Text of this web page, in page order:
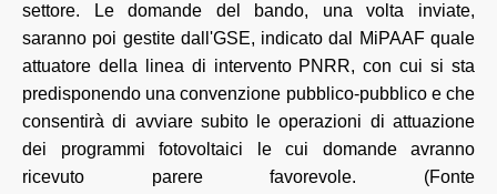
settore. Le domande del bando, una volta inviate,
saranno poi gestite dall'GSE, indicato dal MiPAAF quale
attuatore della linea di intervento PNRR, con cui si sta
predisponendo una convenzione pubblico-pubblico e che
consentirà di avviare subito le operazioni di attuazione
dei programmi fotovoltaici le cui domande avranno
ricevuto parere favorevole. (Fonte